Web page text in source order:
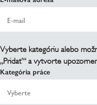
Vyberte kategóriu alebo
„Pridať“ a vytvorte
Kategória práce